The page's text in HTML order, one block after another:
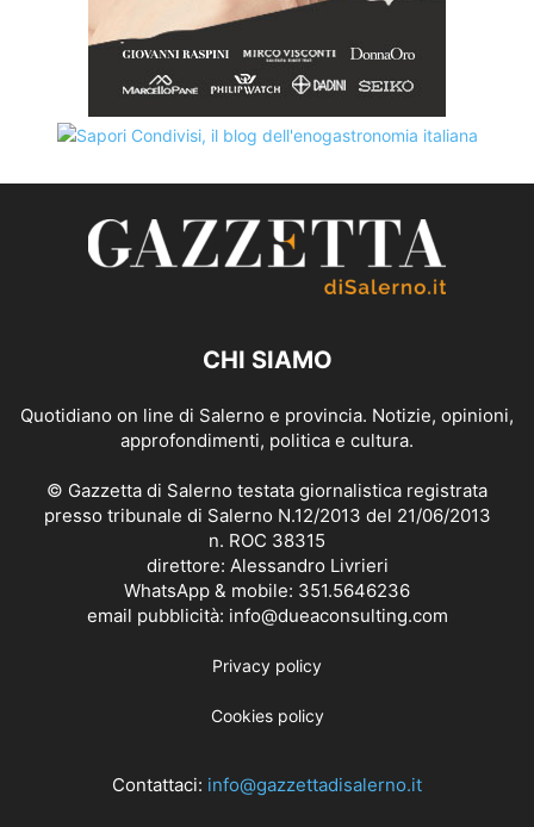
CHI SIAMO
Quotidiano on line di Salerno e provincia. Notizie, opinioni,
approfondimenti, politica e cultura.
© Gazzetta di Salerno testata giornalistica registrata
presso tribunale di Salerno N.12/2013 del 21/06/2013
n. ROC 38315
direttore: Alessandro Livrieri
WhatsApp & mobile: 351.5646236
email pubblicità: info@dueaconsulting.com
Privacy policy
Cookies policy
Contattaci: info@gazzettadisalerno.it